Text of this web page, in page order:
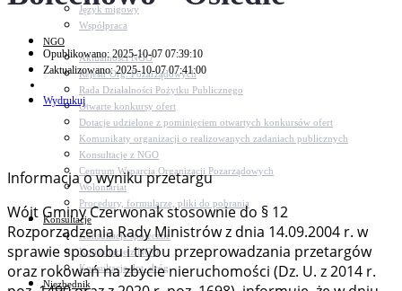
Język migowy
Współpraca
NGO
Aktualności NGO
Rejestr Org. Pozarządowych
Rada Działalności Pożytku Publicznego
Otwarte konkursy ofert
Dotacje udzielone z pominięciem otwartych konkursów ofert
Komunikaty organizacji o realizowanych zadaniach publicznych
Konsultacje z NGO
Centrum Wsparcia Organizacji Pozarządowych
Wolontariat
Procedury, formularze, pliki do pobrania
Konsultacje
Konsultacje społeczne
Konsultacje z NGO
Konsultacje dot. dróg
Niezbędnik
Opublikowano: 2025-10-07 07:39:10
Zaktualizowano: 2025-10-07 07:41:00
Wydrukuj
Informacja o wyniku przetargu
Wójt Gminy Czerwonak stosownie do § 12
Rozporządzenia Rady Ministrów z dnia 14.09.2004 r. w
sprawie sposobu i trybu przeprowadzania przetargów
oraz rokowań na zbycie nieruchomości (Dz. U. z 2014 r.